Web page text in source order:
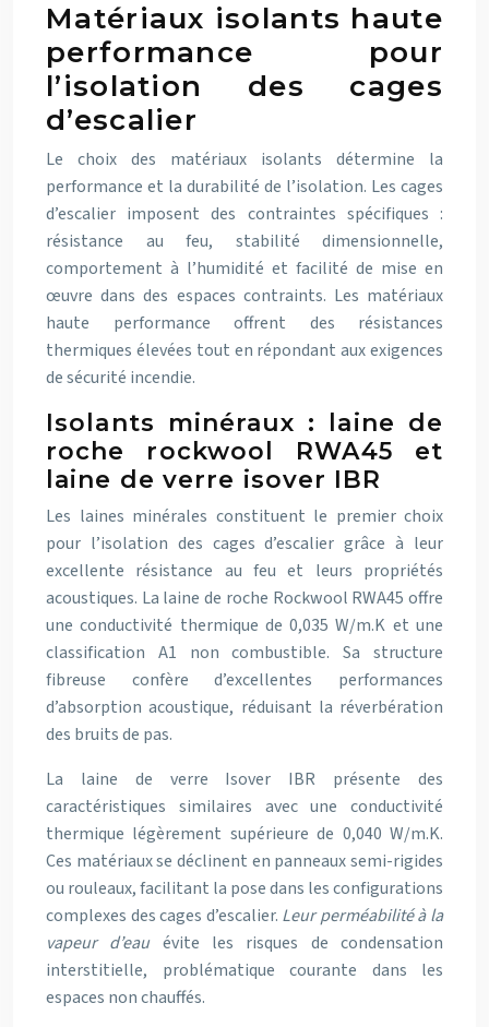
Matériaux isolants haute
performance pour
l’isolation des cages
d’escalier
Le choix des matériaux isolants détermine la
performance et la durabilité de l’isolation. Les cages
d’escalier imposent des contraintes spécifiques :
résistance au feu, stabilité dimensionnelle,
comportement à l’humidité et facilité de mise en
œuvre dans des espaces contraints. Les matériaux
haute performance offrent des résistances
thermiques élevées tout en répondant aux exigences
de sécurité incendie.
Isolants minéraux : laine de
roche rockwool RWA45 et
laine de verre isover IBR
Les laines minérales constituent le premier choix
pour l’isolation des cages d’escalier grâce à leur
excellente résistance au feu et leurs propriétés
acoustiques. La laine de roche Rockwool RWA45 offre
une conductivité thermique de 0,035 W/m.K et une
classification A1 non combustible. Sa structure
fibreuse confère d’excellentes performances
d’absorption acoustique, réduisant la réverbération
des bruits de pas.
La laine de verre Isover IBR présente des
caractéristiques similaires avec une conductivité
thermique légèrement supérieure de 0,040 W/m.K.
Ces matériaux se déclinent en panneaux semi-rigides
ou rouleaux, facilitant la pose dans les configurations
complexes des cages d’escalier. Leur perméabilité à la
vapeur d’eau évite les risques de condensation
interstitielle, problématique courante dans les
espaces non chauffés.